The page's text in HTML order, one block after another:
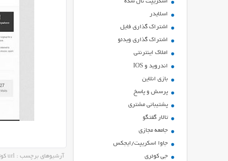
اسلایدر
اشتراك گذاري فايل
اشتراک گذاری ویدئو
املاک اینترنتی
اندروید و IOS
بازي انلاين
پرسش و پاسخ
پشتیبانی مشتری
تالار گفتگو
جامعه مجازی
جاوا اسکریپت/ایجکس
جی کوئری
آرشیوهای برچسب : url کوتاه کننده